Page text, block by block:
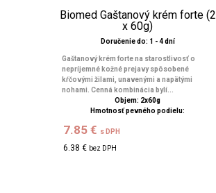
Biomed Gaštanový krém forte (2
x 60g)
Doručenie do: 1 - 4 dní
Gaštanový krém forte na starostlivosť o
nepríjemné kožné prejavy spôsobené
kŕčovými žilami, unavenými a napätými
nohami. Cenná kombinácia bylí...
Objem: 2x60g
Hmotnosť pevného podielu:
7.85 € s DPH
6.38 € bez DPH